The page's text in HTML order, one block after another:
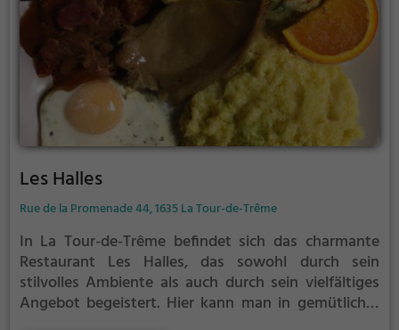
Les Halles
Rue de la Promenade 44, 1635 La Tour-de-Trême
In La Tour-de-Trême befindet sich das charmante
Restaurant Les Halles, das sowohl durch sein
stilvolles Ambiente als auch durch sein vielfältiges
Angebot begeistert. Hier kann man in gemütlicher